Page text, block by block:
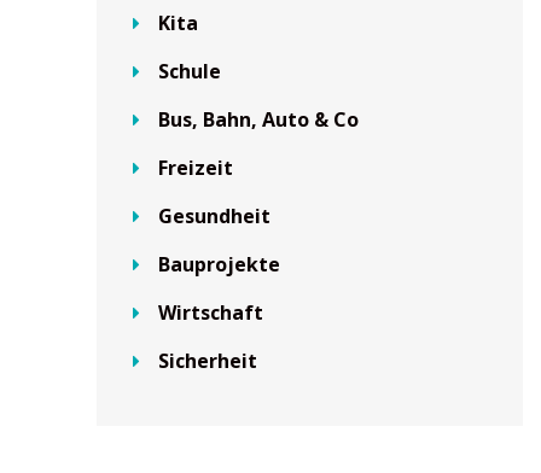
Kita
Schule
Bus, Bahn, Auto & Co
Freizeit
Gesundheit
Bauprojekte
Wirtschaft
Sicherheit